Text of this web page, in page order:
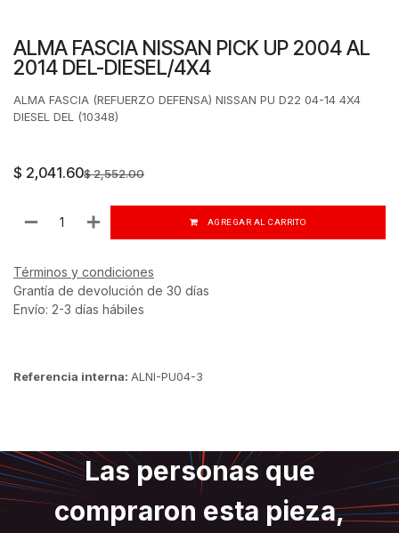
ALMA FASCIA NISSAN PICK UP 2004 AL
2014 DEL-DIESEL/4X4
ALMA FASCIA (REFUERZO DEFENSA) NISSAN PU D22 04-14 4X4
DIESEL DEL (10348)
$ 2,041.60$2,552.00
AGREGAR AL CARRITO
Términos y condiciones
Grantía de devolución de 30 días
Envío: 2-3 días hábiles
Referencia interna: ALNI-PU04-3
Las personas que
compraron esta pieza,